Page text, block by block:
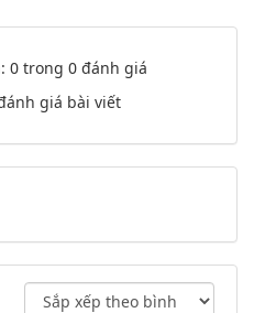
0 trong 0 đánh giá
giá bài viết